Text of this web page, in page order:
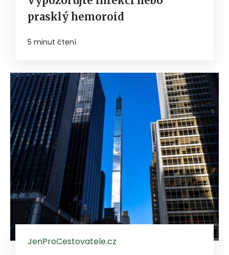
prasklý hemoroid
5 minut čtení
JenProCestovatele.cz